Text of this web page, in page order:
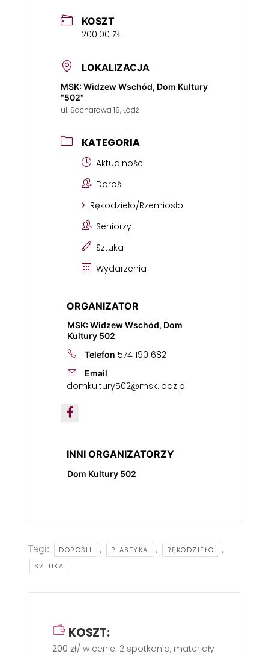
KOSZT
200.00 ZŁ
LOKALIZACJA
MSK: Widzew Wschód, Dom Kultury
"502"
ul. Sacharowa 18, Łódź
KATEGORIA
Aktualności
Dorośli
Rękodzieło/Rzemiosło
Seniorzy
Sztuka
Wydarzenia
ORGANIZATOR
MSK: Widzew Wschód, Dom
Kultury 502
Telefon 574 190 682
Email
domkultury502@msk.lodz.pl
INNI ORGANIZATORZY
Dom Kultury 502
Tagi: DOROŚLI , PLASTYKA , RĘKODZIEŁO ,
SZTUKA
KOSZT:
200 zł/ w cenie: 2 spotkania, materiały i wypał.